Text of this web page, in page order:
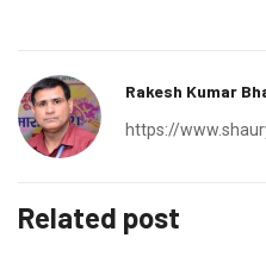
Rakesh Kumar
https://
Related post